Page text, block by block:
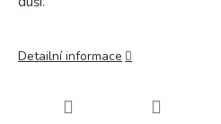
Detailní informace